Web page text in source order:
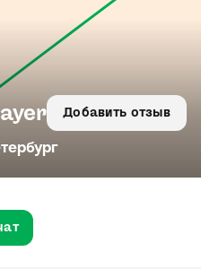
Добавить отзыв